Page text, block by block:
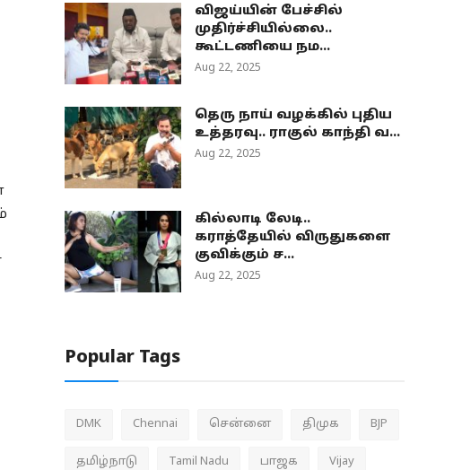
விஜய்யின் பேச்சில்
முதிர்ச்சியில்லை..
கூட்டணியை நம...
Aug 22, 2025
தெரு நாய் வழக்கில் புதிய
உத்தரவு.. ராகுல் காந்தி வ...
Aug 22, 2025
கில்லாடி லேடி..
கராத்தேயில் விருதுகளை
குவிக்கும் ச...
Aug 22, 2025
Popular Tags
DMK Chennai சென்னை திமுக BJP
தமிழ்நாடு Tamil Nadu பாஜக Vijay